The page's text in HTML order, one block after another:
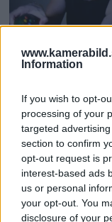
Information
If you wish to opt-
processing of your
targeted
section to confirm
opt-out request is
interest-based ads
us or personal
your opt-out. You
disclosure of your
Att ha olika